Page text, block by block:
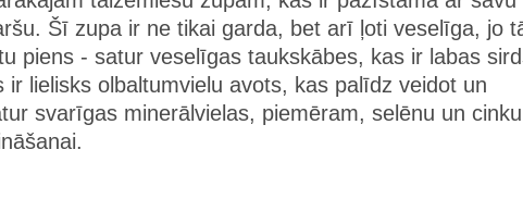
Šī zupa ir ne tikai garda, bet arī ļoti veselīga, jo
piens - satur veselīgas taukskābes, kas ir labas
lielisks olbaltumvielu avots, kas palīdz veidot un
svarīgas minerālvielas, piemēram, selēnu un